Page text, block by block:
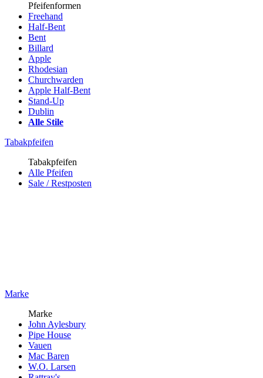
Pfeifenformen
Freehand
Half-Bent
Bent
Billard
Apple
Rhodesian
Churchwarden
Apple Half-Bent
Stand-Up
Dublin
Alle Stile
Tabakpfeifen
Tabakpfeifen
Alle Pfeifen
Sale / Restposten
Marke
Marke
John Aylesbury
Pipe House
Vauen
Mac Baren
W.O. Larsen